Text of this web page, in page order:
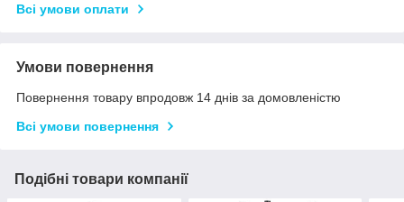
Всі умови оплати
Умови повернення
Повернення товару впродовж 14 днів за домовленістю
Всі умови повернення
Подібні товари компанії